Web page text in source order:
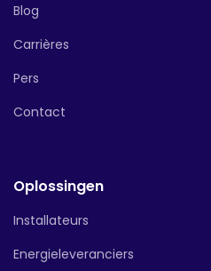
Blog
Carrières
Pers
Contact
Oplossingen
Installateurs
Energieleveranciers